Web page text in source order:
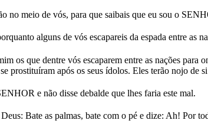
no meio de vós, para que saibais que eu sou o
alguns de vós escapareis da espada entre as
os que dentre vós escaparem entre as nações
prostituíram após os seus ídolos. Eles terão nojo de
e não disse debalde que lhes faria este mal.
Bate as palmas, bate com o pé e dize: Ah! Por